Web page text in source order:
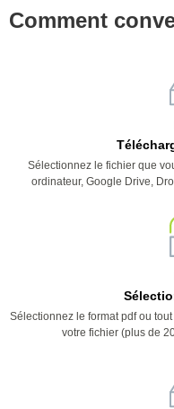
Comment
Sélectionnez le fichier que
ordinateur, Google Drive,
Sélectionnez le format pdf ou
votre fichier (plus de